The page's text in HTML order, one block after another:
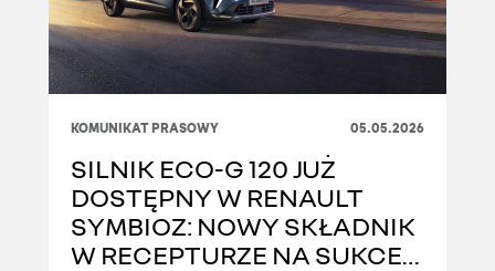
KOMUNIKAT PRASOWY 05.05.2026
SILNIK ECO-G 120 JUŻ
DOSTĘPNY W RENAULT
SYMBIOZ: NOWY SKŁADNIK
W RECEPTURZE NA SUKCES